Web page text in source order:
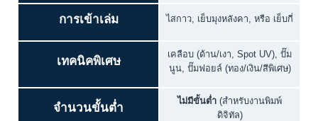
การเข้าเล่ม ไสกาว, เย็บมุงหลังคา, หรือ เย็บกี่
เทคนิคพิเศษ
เคลือบ (ด้าน/เงา, Spot UV), ปั๊ม
นูน, ปั๊มฟอยล์ (ทอง/เงิน/สีพิเศษ)
จำนวนขั้นต่ำ
ไม่มีขั้นต่ำ (สำหรับงานพิมพ์
ดิจิทัล)